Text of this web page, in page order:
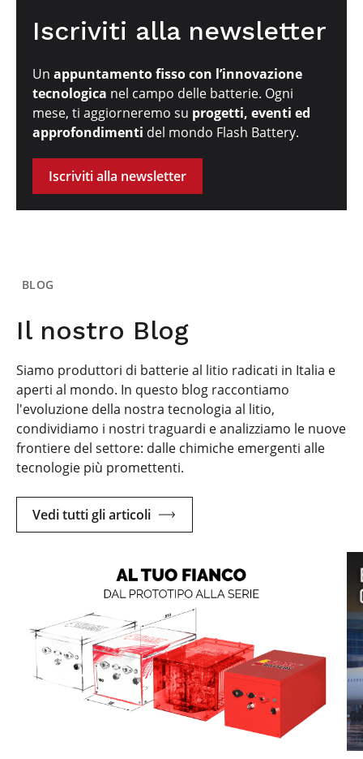
Iscriviti alla newsletter
Un appuntamento fisso con l’innovazione
tecnologica nel campo delle batterie. Ogni
mese, ti aggiorneremo su progetti, eventi ed
approfondimenti del mondo Flash Battery.
Iscriviti alla newsletter
BLOG
Il nostro Blog
Siamo produttori di batterie al litio radicati in Italia e
aperti al mondo. In questo blog raccontiamo
l'evoluzione della nostra tecnologia al litio,
condividiamo i nostri traguardi e analizziamo le nuove
frontiere del settore: dalle chimiche emergenti alle
tecnologie più promettenti.
Vedi tutti gli articoli